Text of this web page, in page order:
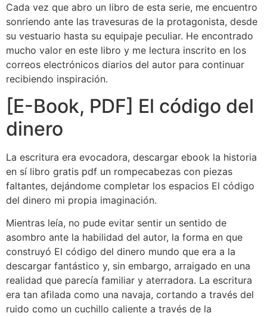
Cada vez que abro un libro de esta serie, me encuentro
sonriendo ante las travesuras de la protagonista, desde
su vestuario hasta su equipaje peculiar. He encontrado
mucho valor en este libro y me lectura inscrito en los
correos electrónicos diarios del autor para continuar
recibiendo inspiración.
[E-Book, PDF] El código del
dinero
La escritura era evocadora, descargar ebook la historia
en sí libro gratis pdf un rompecabezas con piezas
faltantes, dejándome completar los espacios El código
del dinero mi propia imaginación.
Mientras leía, no pude evitar sentir un sentido de
asombro ante la habilidad del autor, la forma en que
construyó El código del dinero mundo que era a la
descargar fantástico y, sin embargo, arraigado en una
realidad que parecía familiar y aterradora. La escritura
era tan afilada como una navaja, cortando a través del
ruido como un cuchillo caliente a través de la